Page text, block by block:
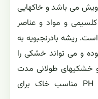
رویش می باشد و خاکهایی
و مواد و عناصر
ریشه بادرنجبویه به
و می تواند خشکی را
خشکیهای طولانی مدت
سبب خشک شدن آن می شود. PH مناسب خاک برای